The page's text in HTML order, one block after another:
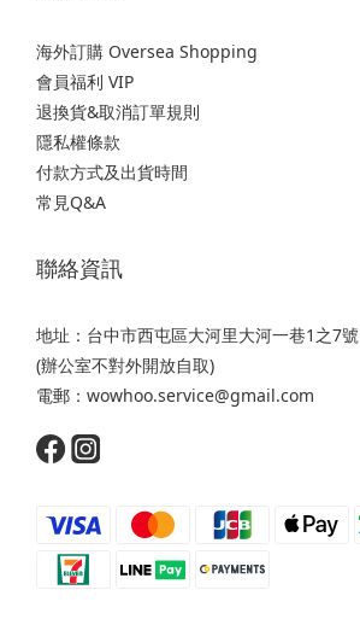
海外訂購 Oversea Shopping
會員福利 VIP
退換貨&取消訂單規則
隱私權條款
付款方式及出貨時間
常見Q&A
聯絡資訊
地址：台中市西屯區大河里大河一巷1之7號
(辦公室不對外開放自取)
電郵：wowhoo.service@gmail.com